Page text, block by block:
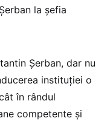
la șefia
Șerban, dar nu
instituției o
în rândul
competente și